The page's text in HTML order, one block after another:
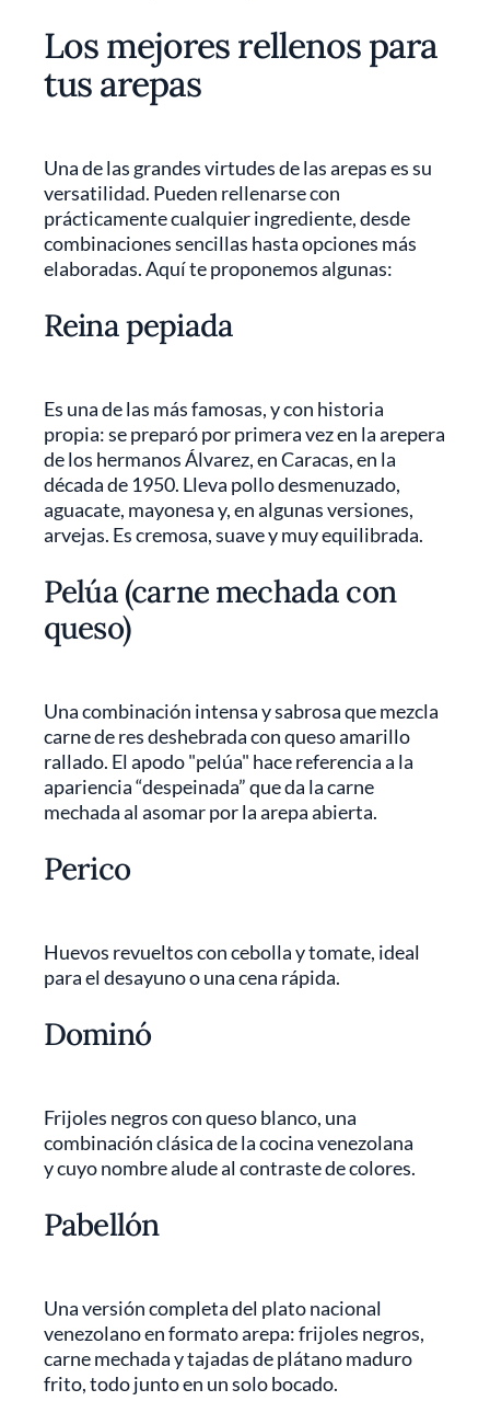
Los mejores rellenos para
tus arepas
Una de las grandes virtudes de las arepas es su
versatilidad. Pueden rellenarse con
prácticamente cualquier ingrediente, desde
combinaciones sencillas hasta opciones más
elaboradas. Aquí te proponemos algunas:
Reina pepiada
Es una de las más famosas, y con historia
propia:sepreparó por primera vez en la arepera
de los hermanos Álvarez, en Caracas, en la
década de 1950. Lleva pollo desmenuzado,
aguacate, mayonesa y, en algunas versiones,
arvejas. Es cremosa, suave y muy equilibrada.
Pelúa (carne mechada con
queso)
Una combinación intensa y sabrosa que mezcla
carne de res deshebrada con queso amarillo
rallado. El apodo "pelúa" hace referencia a la
apariencia “despeinada” que da la carne
mechada al asomar por la arepa abierta.
Perico
Huevos revueltos con cebolla y tomate, ideal
para el desayuno o una cena rápida.
Dominó
Frijoles negros con queso blanco, una
combinación clásica de la cocina venezolana
y cuyo nombre alude al contraste de colores.
Pabellón
Una versión completa del plato nacional
venezolano en formato arepa: frijoles negros,
carne mechada y tajadas de plátano maduro
frito, todo junto en un solo bocado.